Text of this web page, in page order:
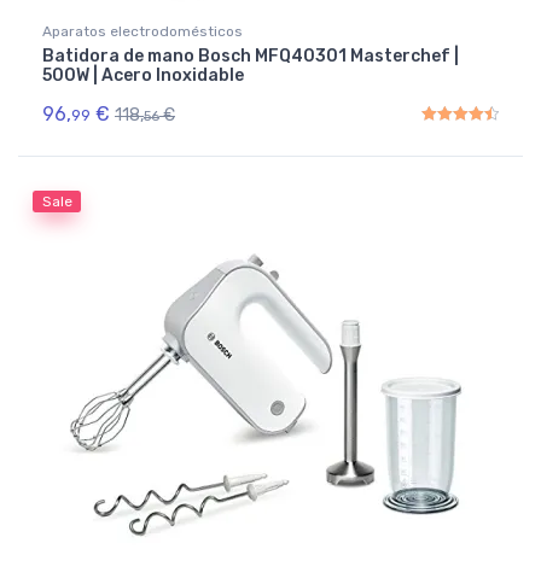
Aparatos electrodomésticos
Batidora de mano Bosch MFQ40301 Masterchef |
500W | Acero Inoxidable
96,99 € 118,56 €
Sale